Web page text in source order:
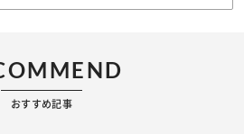
おすすめ記事